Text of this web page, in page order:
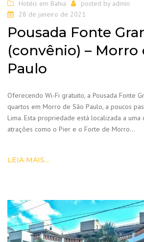
Hotéis em Bahia posted by admin
28 de janeiro de 2021
Pousada Fonte
(convênio) – Morro
Paulo
Oferecendo Wi-Fi gratuito, a Pousada Fonte
quartos em Morro de São Paulo, a poucos
Lima. Esta propriedade está localizada a uma
atrações como o Pier e o Forte de Morro…
LEIA MAIS...